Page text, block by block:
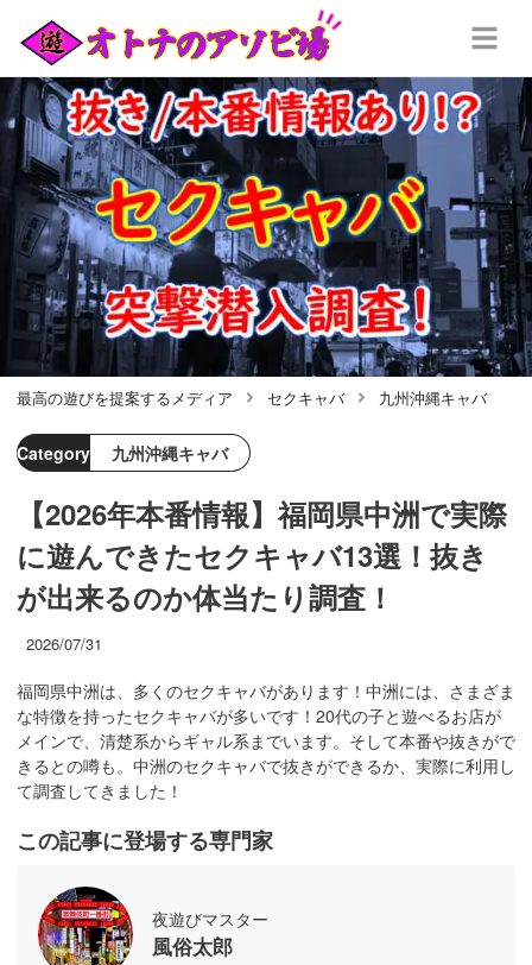
最高の遊びを提案するメディア セクキャバ 九州沖縄キャバ
Category 九州沖縄キャバ
【2026年本番情報】福岡県中洲で実際
に遊んできたセクキャバ13選！抜き
が出来るのか体当たり調査！
2026/07/31
福岡県中洲は、多くのセクキャバがあります！中洲には、さまざま
な特徴を持ったセクキャバが多いです！20代の子と遊べるお店が
メインで、清楚系からギャル系までいます。そして本番や抜きがで
きるとの噂も。中洲のセクキャバで抜きができるか、実際に利用し
て調査してきました！
この記事に登場する専門家
夜遊びマスター
風俗太郎